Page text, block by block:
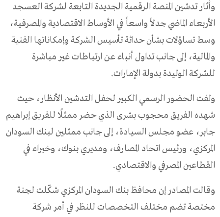
وأثار تدشين المنصة الرقمية الجديدة التابعة لشركة العسجد
الأربعاء الماضي جدلاً واسعاً في الأوساط الاقتصادية والمصرفية،
وسط تساؤلات بشأن حداثة تأسيس الشركة وإمكاناتها الفنية
والمالية، إلى جانب تداول أنباء عن ارتباطات غير مباشرة
للشركة الوليدة بدولة الإمارات.
ولفت الحضور الرسمي الكبير لحفل التدشين الأنظار، حيث
شهده الفريق محجوب بشرى الذي حضر ممثلًا للفريق إبراهيم
جابر، عضو مجلس السيادة، إلى جانب ممثلين لبنك السودان
المركزي، ورئيس اتحاد المصارف، ومديري بنوك، وخبراء في
القطاعين المصرفي والاقتصادي.
وقالت المصادر إن محافظ بنك السودان المركزي شكّلت لجنة
مختصة تضم مختلف التخصصات للنظر في أمر شركة